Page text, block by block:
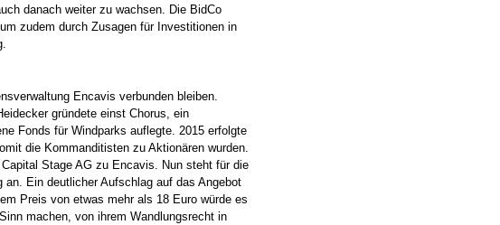
danach weiter zu wachsen. Die BidCo
zudem durch Zusagen für Investitionen in
Encavis verbunden bleiben.
gründete einst Chorus, ein
Fonds für Windparks auflegte. 2015 erfolgte
die Kommanditisten zu Aktionären wurden.
Stage AG zu Encavis. Nun steht für die
an. Ein deutlicher Aufschlag auf das Angebot
Preis von etwas mehr als 18 Euro würde es
machen, von ihrem Wandlungsrecht in